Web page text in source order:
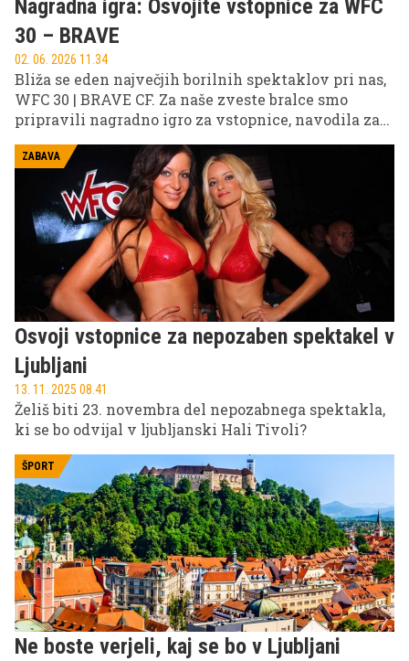
Nagradna igra: Osvojite vstopnice za WFC
30 – BRAVE
02. 06. 2026 11.34
Bliža se eden največjih borilnih spektaklov pri nas,
WFC 30 | BRAVE CF. Za naše zveste bralce smo
pripravili nagradno igro za vstopnice, navodila za
omrežjih.
ZABAVA
Osvoji vstopnice za nepozaben spektakel v
Ljubljani
13. 11. 2025 08.41
Želiš biti 23. novembra del nepozabnega spektakla,
ki se bo odvijal v ljubljanski Hali Tivoli?
ŠPORT
Ne boste verjeli, kaj se bo v Ljubljani